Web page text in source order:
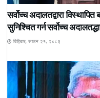
सर्वोच्च अदालतद्वारा
सुनिश्चित गर्न सर्वोच्च
बिहिबार, साउन २१, २०८३